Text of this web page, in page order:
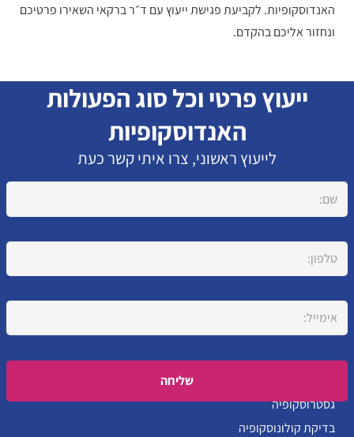
האנדוסקופיות. לקביעת פגישת ייעוץ עם ד״ר ברקאי השאירו פרטיכם
ונחזור אליכם בהקדם.
ייעוץ פרטי וכל סוג הפעולות
האנדוסקופיות
לייעוץ ראשוני, צרו איתי קשר כעת
Please leave this field empty.
גסטרוסקופיה
בדיקת קולונוסקופיה